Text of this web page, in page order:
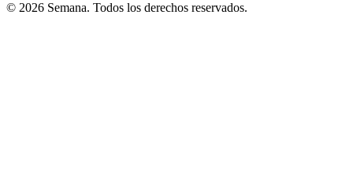
© 2026 Semana. Todos los derechos reservados.